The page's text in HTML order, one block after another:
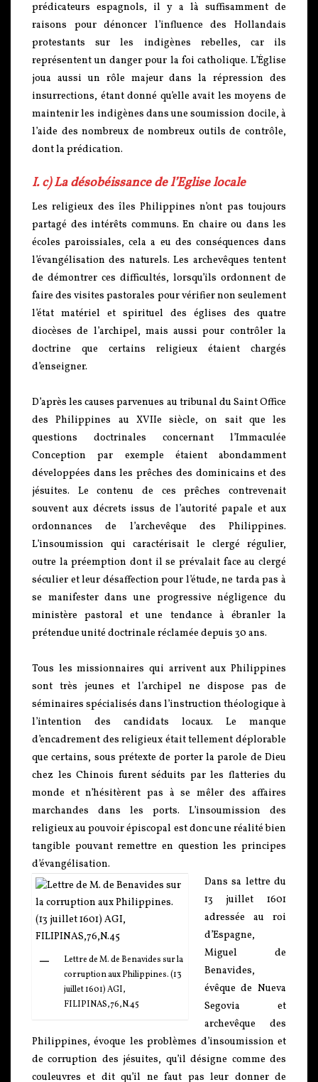
prédicateurs espagnols, il y a là suffisamment de
raisons pour dénoncer l’influence des Hollandais
protestants sur les indigènes rebelles, car ils
représentent un danger pour la foi catholique. L’Église
joua aussi un rôle majeur dans la répression des
insurrections, étant donné qu’elle avait les moyens de
maintenir les indigènes dans une soumission docile, à
l’aide des nombreux de nombreux outils de contrôle,
dont la prédication.
I. c) La désobéissance de l’Eglise locale
Les religieux des îles Philippines n’ont pas toujours
partagé des intérêts communs. En chaire ou dans les
écoles paroissiales, cela a eu des conséquences dans
l’évangélisation des naturels. Les archevêques tentent
de démontrer ces difficultés, lorsqu’ils ordonnent de
faire des visites pastorales pour vérifier non seulement
l’état matériel et spirituel des églises des quatre
diocèses de l’archipel, mais aussi pour contrôler la
doctrine que certains religieux étaient chargés
d’enseigner.
D’après les causes parvenues au tribunal du Saint Office
des Philippines au XVIIe siècle, on sait que les
questions doctrinales concernant l’Immaculée
Conception par exemple étaient abondamment
développées dans les prêches des dominicains et des
jésuites. Le contenu de ces prêches contrevenait
souvent aux décrets issus de l’autorité papale et aux
ordonnances de l’archevêque des Philippines.
L’insoumission qui caractérisait le clergé régulier,
outre la préemption dont il se prévalait face au clergé
séculier et leur désaffection pour l’étude, ne tarda pas à
se manifester dans une progressive négligence du
ministère pastoral et une tendance à ébranler la
prétendue unité doctrinale réclamée depuis 30 ans.
Tous les missionnaires qui arrivent aux Philippines
sont très jeunes et l’archipel ne dispose pas de
séminaires spécialisés dans l’instruction théologique à
l’intention des candidats locaux. Le manque
d’encadrement des religieux était tellement déplorable
que certains, sous prétexte de porter la parole de Dieu
chez les Chinois furent séduits par les flatteries du
monde et n’hésitèrent pas à se mêler des affaires
marchandes dans les ports. L’insoumission des
religieux au pouvoir épiscopal est donc une réalité bien
tangible pouvant remettre en question les principes
d’évangélisation.
Lettre de M. de Benavides sur la
corruption aux Philippines. (13
juillet 1601) AGI,
FILIPINAS,76,N.45
Dans sa lettre du
13 juillet 1601
adressée au roi
d’Espagne,
Miguel de
Benavides,
évêque de Nueva
Segovia et
archevêque des
Philippines, évoque les problèmes d’insoumission et
de corruption des jésuites, qu’il désigne comme des
couleuvres et dit qu’il ne faut pas leur donner de